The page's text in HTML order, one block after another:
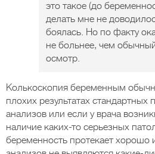
это такое (до
делать мне не
боялась. Но по факту
не больнее, чем
осмотр.
Колькоскопия беременным
плохих результатах стандартных
анализов или если у врача
наличие каких-то серьезных
беременность протекает хорошо